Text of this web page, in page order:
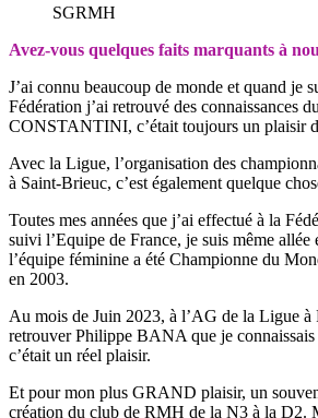
SGRMH
Avez-vous quelques faits marquants à
J’ai connu beaucoup de monde et quand je
Fédération j’ai retrouvé des connaissances
CONSTANTINI, c’était toujours un plaisir
Avec la Ligue, l’organisation des
à Saint-Brieuc, c’est également quelque
Toutes mes années que j’ai effectué à la
suivi l’Equipe de France, je suis même allée
l’équipe féminine a été Championne du
en 2003.
Au mois de Juin 2023, à l’AG de la Ligue à
retrouver Philippe BANA que je connaissais
c’était un réel plaisir.
Et pour mon plus GRAND plaisir, un
création du club de RMH de la N3 à la D2.